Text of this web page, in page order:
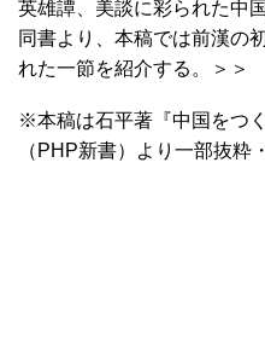
英雄譚、美談に彩られた中
同書より、本稿では前漢の
れた一節を紹介する。＞＞
※本稿は石平著『中国をつ
（PHP新書）より一部抜粋